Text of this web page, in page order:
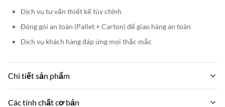
Dịch vụ tư vấn thiết kế tùy chỉnh
Đóng gói an toàn (Pallet + Carton) để giao hàng an toàn
Dịch vụ khách hàng đáp ứng mọi thắc mắc
Chi tiết sản phẩm
Width:
Các tính chất cơ bản